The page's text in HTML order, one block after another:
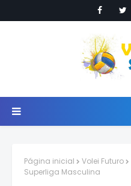
Página inicial Volei Futuro
Superliga Masculina